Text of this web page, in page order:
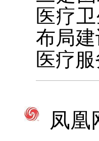
医疗
布局
医疗
凤凰